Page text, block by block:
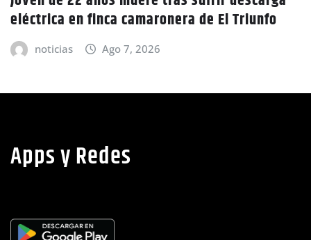
eléctrica en finca camaronera de El Triunfo
noticias Ago 7, 2026
Apps y Redes